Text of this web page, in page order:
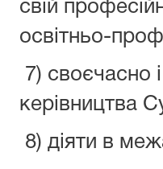
свій
освітньо-
7) своєчасно
керівництва
8) діяти в